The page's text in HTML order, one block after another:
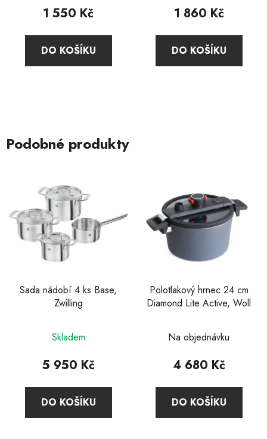
produktu
4,7
z
1 550 Kč
DO KOŠÍKU
1 860 Kč
DO KOŠÍKU
Podobné produkty
Sada nádobí 4 ks Base,
Zwilling
hodnocení
produktu
4,6
z
Skladem
5 950 Kč
DO KOŠÍKU
Polotlakový hrnec 24 cm
Diamond Lite Active, Woll
hodnocení
produktu
5,0
z
Na objednávku
4 680 Kč
DO KOŠÍKU